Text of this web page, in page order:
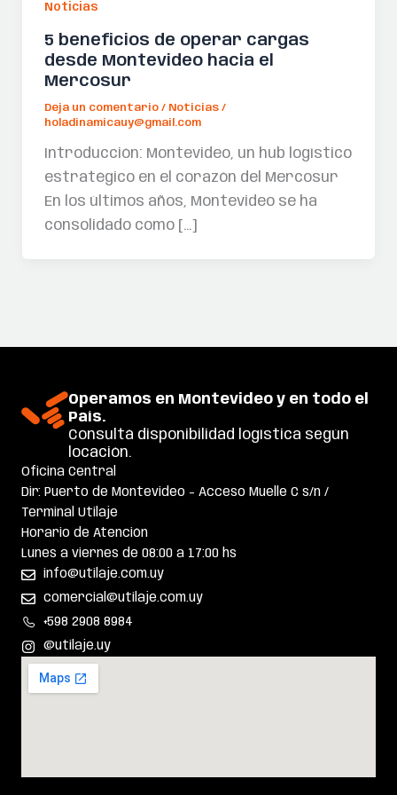
Noticias
5 beneficios de operar cargas
desde Montevideo hacia el
Mercosur
Deja un comentario / Noticias/
holadinamicauy@gmail.com
Introducción: Montevideo, un hub logístico
estratégico en el corazón del Mercosur
En los últimos años, Montevideo se ha
consolidado como […]
Operamos en Montevideo y en todo el
País.
Consultá disponibilidad logística según
locación.
Oficina Central
Dir: Puerto de Montevideo – Acceso Muelle C s/n /
Terminal Utilaje
Horario de Atención
Lunes a viernes de 08:00 a 17:00 hs
info@utilaje.com.uy
comercial@utilaje.com.uy
+598 2908 8984
@utilaje.uy